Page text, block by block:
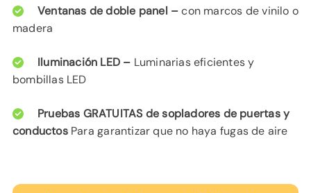
Ventanas de doble panel –con marcos de vinilo o
madera
Iluminación LED – Luminarias eficientes y
bombillas LED
Pruebas GRATUITAS de sopladores de puertas y
conductosPara garantizar que no haya fugas de aire